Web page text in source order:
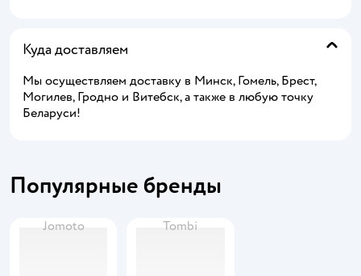
Куда доставляем
Мы осуществляем доставку в Минск, Гомель, Брест,
Могилев, Гродно и Витебск, а также в любую точку
Беларуси!
Популярные бренды
Jomoto Tombi